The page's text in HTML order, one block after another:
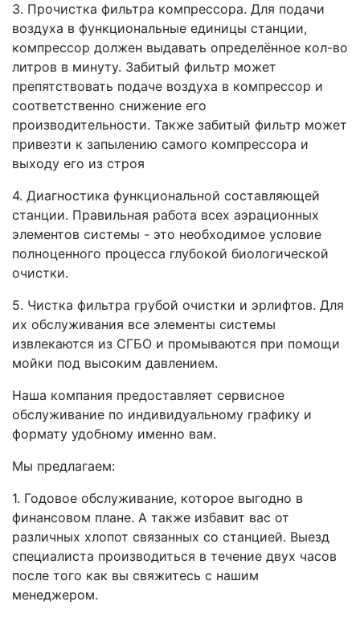
3. Прочистка фильтра компрессора. Для подачи
воздуха в функциональные единицы станции,
компрессор должен выдавать определённое кол-во
литров в минуту. Забитый фильтр может
препятствовать подаче воздуха в компрессор и
соответственно снижение его
производительности. Также забитый фильтр может
привезти к запылению самого компрессора и
выходу его из строя
4. Диагностика функциональной составляющей
станции. Правильная работа всех аэрационных
элементов системы - это необходимое условие
полноценного процесса глубокой биологической
очистки.
5. Чистка фильтра грубой очистки и эрлифтов. Для
их обслуживания все элементы системы
извлекаются из СГБО и промываются при помощи
мойки под высоким давлением.
Наша компания предоставляет сервисное
обслуживание по индивидуальному графику и
формату удобному именно вам.
Мы предлагаем:
1. Годовое обслуживание, которое выгодно в
финансовом плане. А также избавит вас от
различных хлопот связанных со станцией. Выезд
специалиста производиться в течение двух часов
после того как вы свяжитесь с нашим
менеджером.